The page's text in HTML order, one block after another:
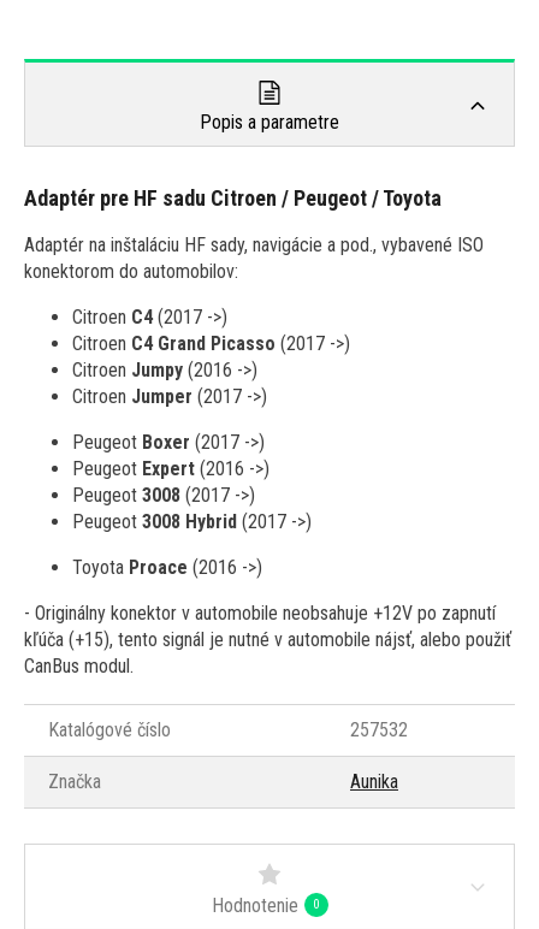
Popis a parametre
Adaptér pre HF sadu Citroen / Peugeot / Toyota
Adaptér na inštaláciu HF sady, navigácie a pod., vybavené ISO
konektorom do automobilov:
Citroen C4(2017 ->)
Citroen C4 Grand Picasso (2017 ->)
Citroen Jumpy (2016 ->)
Citroen Jumper (2017 ->)
Peugeot Boxer (2017 ->)
Peugeot Expert (2016 ->)
Peugeot 3008 (2017 ->)
Peugeot 3008 Hybrid (2017 ->)
Toyota Proace (2016 ->)
- Originálny konektor v automobile neobsahuje +12V po zapnutí
kľúča (+15), tento signál je nutné v automobile nájsť, alebo použiť
CanBus modul.
Katalógové číslo 257532
Značka Aunika
Hodnotenie 0